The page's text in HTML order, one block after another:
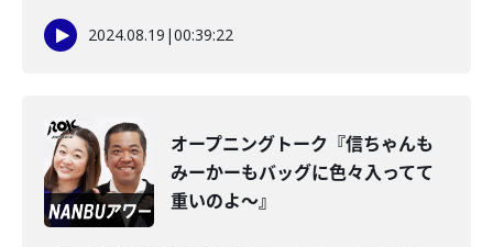
2024.08.19 |00:39:22
オープニングトーク『信ちゃんも
みーかーもバッグに色々入ってて
重いのよ～』